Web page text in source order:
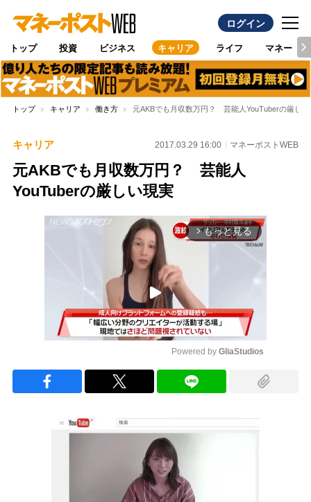
ログイン
トップ 投資 ビジネス キャリア ライフ マネー
トップ キャリア 働き方 元AKBでも月収数万円？ 芸能人YouTuberの厳しい
キャリア 2017.03.29 16:00 マネーポストWEB
元AKBでも月収数万円？ 芸能人
YouTuberの厳しい現実
arrow_forward_ios もっと見る
Powered by GliaStudios